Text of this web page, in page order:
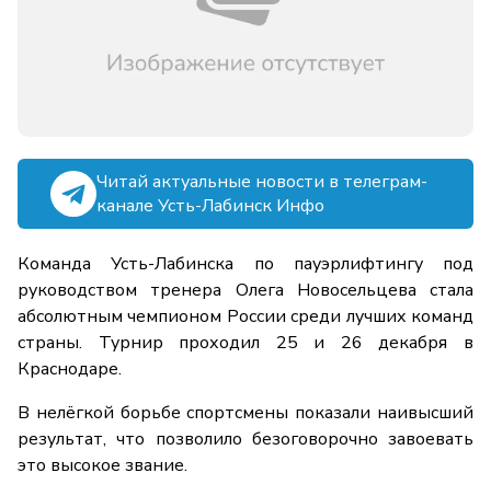
Читай актуальные новости в телеграм-
канале Усть-Лабинск Инфо
Команда Усть-Лабинска по пауэрлифтингу под
руководством тренера Олега Новосельцева стала
абсолютным чемпионом России среди лучших команд
страны. Турнир проходил 25 и 26 декабря в
Краснодаре.
В нелёгкой борьбе спортсмены показали наивысший
результат, что позволило безоговорочно завоевать
это высокое звание.